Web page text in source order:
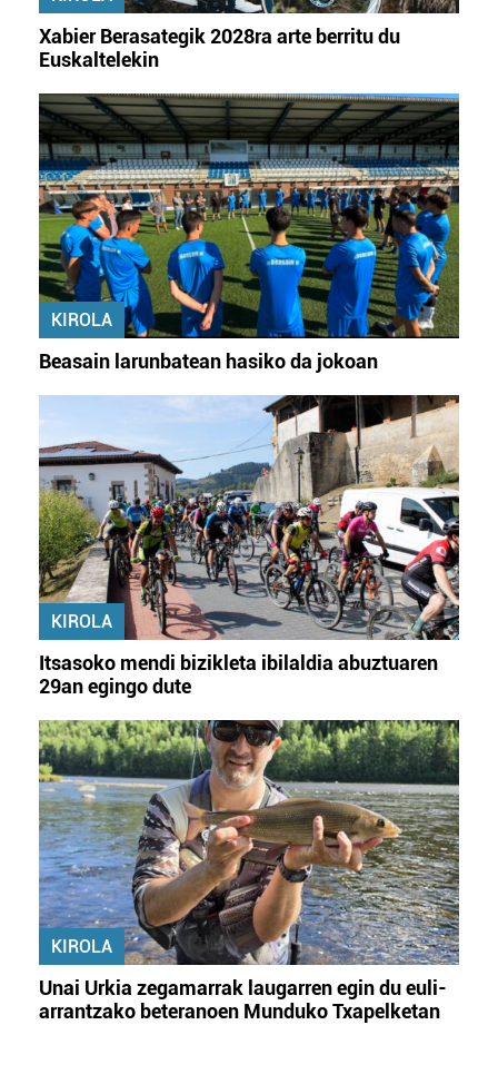
Xabier Berasategik 2028ra arte berritu du
Euskaltelekin
KIROLA
Beasain larunbatean hasiko da jokoan
KIROLA
Itsasoko mendi bizikleta ibilaldia abuztuaren
29an egingo dute
KIROLA
Unai Urkia zegamarrak laugarren egin du euli-
arrantzako beteranoen Munduko Txapelketan